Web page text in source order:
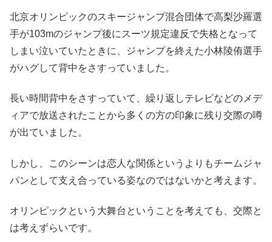
北京オリンピックのスキージャンプ混合団体で高梨沙羅選
手が103mのジャンプ後にスーツ規定違反で失格となって
しまい泣いていたときに、ジャンプを終えた小林陵侑選手
がハグして背中をさすっていました。
長い時間背中をさすっていて、繰り返しテレビなどのメデ
ィアで放送されたことから多くの方の印象に残り交際の噂
が出ていました。
しかし、このシーンは恋人な関係というよりもチームジャ
パンとして支え合っている姿なのではないかと考えます。
オリンピックという大舞台ということを考えても、交際と
は考えずらいです。